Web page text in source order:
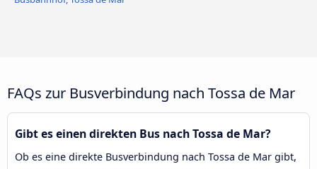
FAQs zur Busverbindung nach Tossa de Mar
Gibt es einen direkten Bus nach Tossa de Mar?
Ob es eine direkte Busverbindung nach Tossa de Mar gibt,